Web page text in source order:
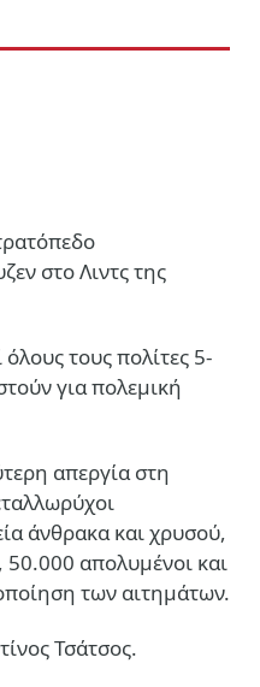
στο Λιντς της
τους πολίτες 5-
για πολεμική
απεργία στη
άνθρακα και χρυσού,
50.000 απολυμένοι και
των αιτημάτων.
Τσάτσος.